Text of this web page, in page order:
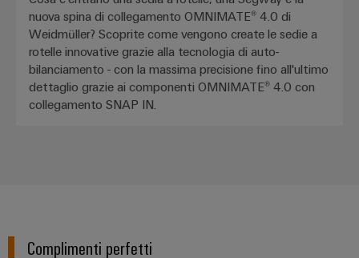
nuova spina di collegamento OMNIMATE® 4.0 di
Weidmüller? Scoprite come vengono create le sedie a
rotelle innovative grazie alla tecnologia di auto-
bilanciamento - con la massima precisione fino all'ultimo
dettaglio grazie ai componenti OMNIMATE® 4.0 con
collegamento SNAP IN.
Complimenti perfetti